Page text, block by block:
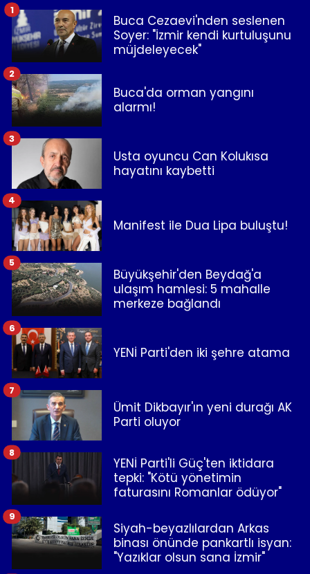
Buca Cezaevi'nden seslenen
Soyer: "İzmir kendi kurtuluşunu
müjdeleyecek"
1
Buca'da orman yangını
alarmı!
2
Usta oyuncu Can Kolukısa
hayatını kaybetti
3
Manifest ile Dua Lipa buluştu!
4
Büyükşehir'den Beydağ'a
ulaşım hamlesi: 5 mahalle
merkeze bağlandı
5
YENİ Parti'den iki şehre atama
6
Ümit Dikbayır'ın yeni durağı AK
Parti oluyor
7
YENİ Parti'li Güç'ten iktidara
tepki: "Kötü yönetimin
faturasını Romanlar ödüyor"
8
Siyah-beyazlılardan Arkas
binası önünde pankartlı isyan:
"Yazıklar olsun sana İzmir"
9